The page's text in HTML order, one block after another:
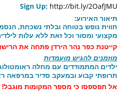
Sign Up: http://bit.ly/2OafJMU
תיאור האירוע:
חווית נופש בטוחה ובלתי נשכחת,
מקצועי ומסור וכל זאת ללא עלות
קייטנת כפר נהר הירדן פתחה את הרישום
מוזמנים להגיש מועמדות
ילדים המתמודדים עם מחלה
תרופתי קבוע ובמעקב סדיר במרפאה
אל תפספסו כי מספר המקומות מוגבל!